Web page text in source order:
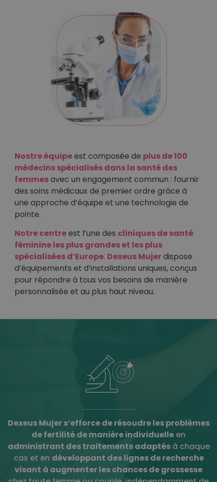
Nostre équipeest composée de plus de 100
médecins spécialisés dans la santé des
femmesavec un engagement commun : fournir
des soins médicaux de premier ordre grâce à
une approche d’équipe et une technologie de
pointe.
Notre centreest l’une des cliniques de santé
féminine les plus grandes et les plus
spécialisées d’Europe. Dexeus Mujerdispose
d’équipements et d’installations uniques, conçus
pour répondre à tous vos besoins de manière
personnalisée et au plus haut niveau.
Dexeus Mujer s’efforce de résoudre les problèmes
de fertilité de manière individuelle en
administrant des traitements adaptésà chaque
cas et en développant des lignes de recherche
visant à augmenter les chances de grossesse